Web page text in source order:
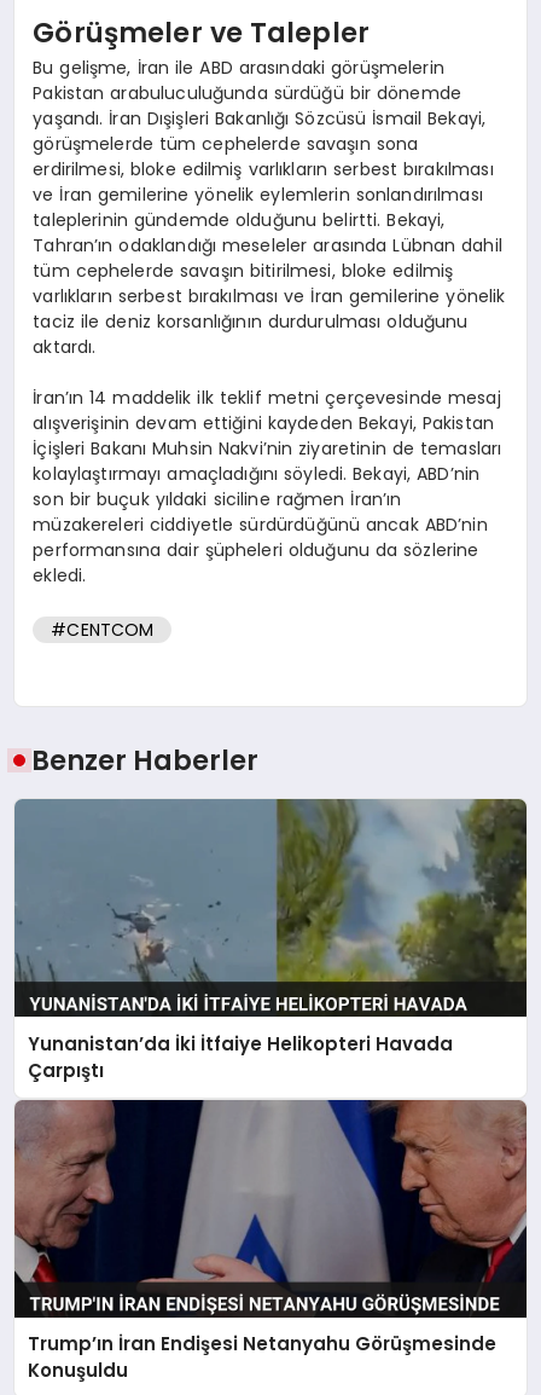
Görüşmeler ve Talepler
Bu gelişme, İran ile ABD arasındaki görüşmelerin
Pakistan arabuluculuğunda sürdüğü bir dönemde
yaşandı. İran Dışişleri Bakanlığı Sözcüsü İsmail Bekayi,
görüşmelerde tüm cephelerde savaşın sona
erdirilmesi, bloke edilmiş varlıkların serbest bırakılması
ve İran gemilerine yönelik eylemlerin sonlandırılması
taleplerinin gündemde olduğunu belirtti. Bekayi,
Tahran’ın odaklandığı meseleler arasında Lübnan dahil
tüm cephelerde savaşın bitirilmesi, bloke edilmiş
varlıkların serbest bırakılması ve İran gemilerine yönelik
taciz ile deniz korsanlığının durdurulması olduğunu
aktardı.
İran’ın 14 maddelik ilk teklif metni çerçevesinde mesaj
alışverişinin devam ettiğini kaydeden Bekayi, Pakistan
İçişleri Bakanı Muhsin Nakvi’nin ziyaretinin de temasları
kolaylaştırmayı amaçladığını söyledi. Bekayi, ABD’nin
son bir buçuk yıldaki siciline rağmen İran’ın
müzakereleri ciddiyetle sürdürdüğünü ancak ABD’nin
performansına dair şüpheleri olduğunu da sözlerine
ekledi.
#CENTCOM
Benzer Haberler
Yunanistan’da İki İtfaiye Helikopteri Havada
Çarpıştı
Trump’ın İran Endişesi Netanyahu Görüşmesinde
Konuşuldu